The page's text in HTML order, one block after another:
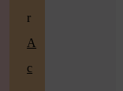
r
A
c